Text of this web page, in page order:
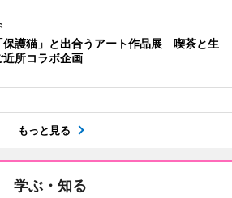
保護猫」と出合うアート作品展 喫茶と生
近所コラボ企画
もっと見る
学ぶ・知る